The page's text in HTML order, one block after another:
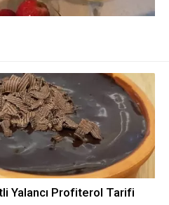
Yalancı Profiterol Tarifi